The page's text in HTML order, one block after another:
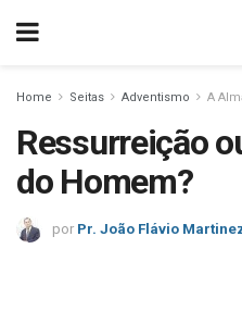
Home Seitas Adventismo A
Ressurreição
do Homem?
por Pr. João Flávio